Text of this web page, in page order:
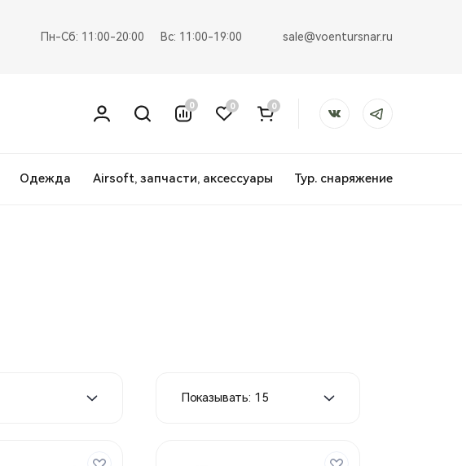
Пн-Сб: 11:00-20:00 Вс: 11:00-19:00 sale@voentursnar.ru
0 0 0
Одежда Airsoft, запчасти, аксессуары Тур. снаряжение
Показывать: 15